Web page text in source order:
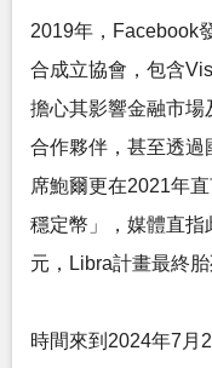
2019年，Facebook
合成立協會，包含
擔心其影響金融市場
合作夥伴，甚至透過
席鮑爾更在2021年
穩定幣」，媒體直指
元，Libra計畫最終胎
時間來到2024年7月